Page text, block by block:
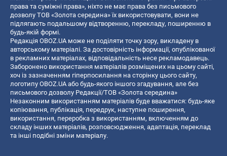
права та суміжні права», ніхто не має права без письмового
дозволу ТОВ «Золота середина» їх використовувати, вони не
підлягають подальшому відтворенню, перекладу, поширенню в
будь-якій формі.
Редакція OBOZ.UA може не поділяти точку зору, викладену в
авторському матеріалі. За достовірність інформації, опублікованої
в рекламних матеріалах, відповідальність несе рекламодавець.
Заборонено використання матеріалів розміщених на цьому сайті,
хоч із зазначенням гіперпосилання на сторінку цього сайту,
логотипу OBOZ.UA або будь-якого іншого згадування, але без
письмового дозволу Редакції/ТОВ «Золота середина»
Незаконним використанням матеріалів буде вважатися: будь-яке
копiювання, публiкацiя, передрук, наступне поширення,
використання, переробка з використанням, включенням до
складу інших матеріалів, розповсюдження, адаптація, переклад
та інші подібні зміни матеріалу.